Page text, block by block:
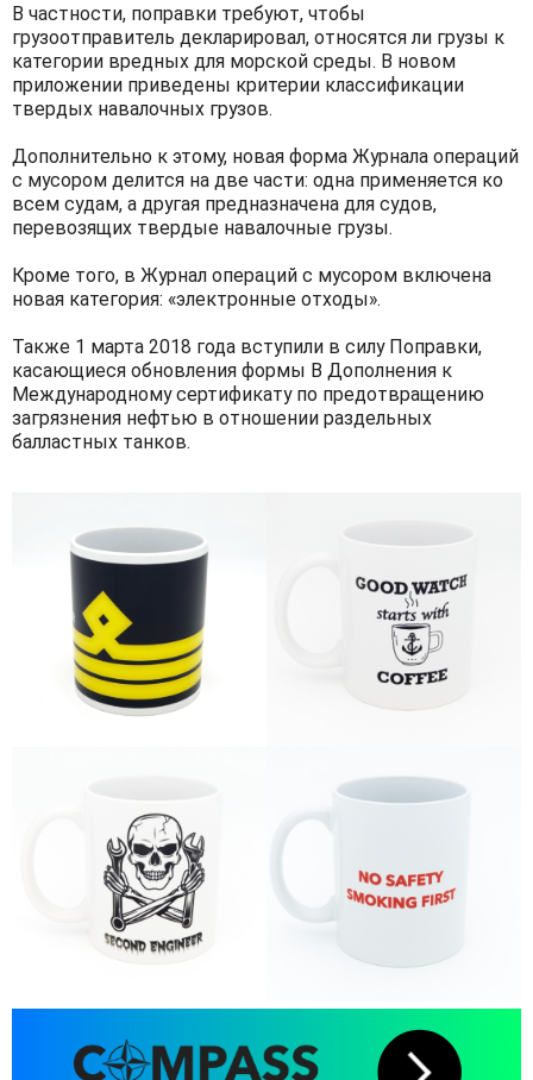
В частности, поправки требуют, чтобы
грузоотправитель декларировал, относятся ли грузы к
категории вредных для морской среды. В новом
приложении приведены критерии классификации
твердых навалочных грузов.
Дополнительно к этому, новая форма Журнала операций
с мусором делится на две части: одна применяется ко
всем судам, а другая предназначена для судов,
перевозящих твердые навалочные грузы.
Кроме того, в Журнал операций с мусором включена
новая категория: «электронные отходы».
Также 1 марта 2018 года вступили в силу Поправки,
касающиеся обновления формы B Дополнения к
Международному сертификату по предотвращению
загрязнения нефтью в отношении раздельных
балластных танков.